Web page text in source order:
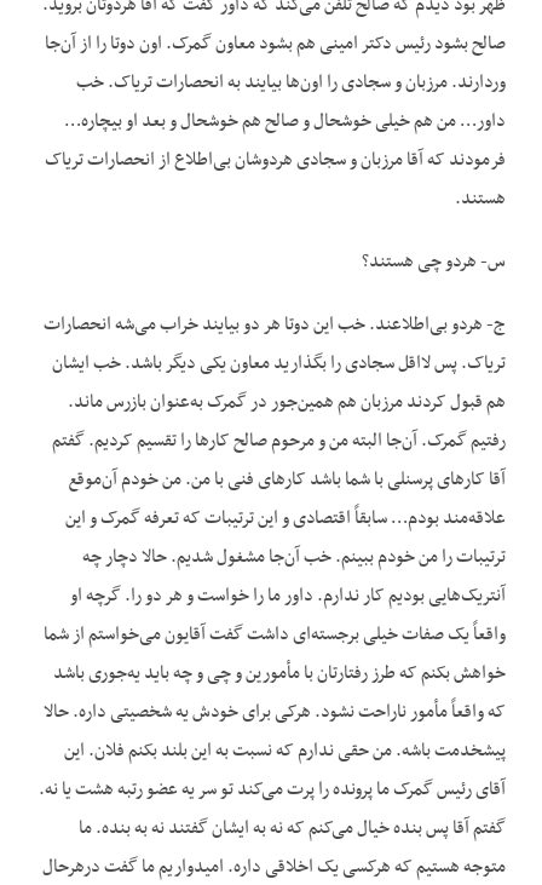
صالح بشود رئیس دکتر امینی هم بشود معاون گمرک. اون دوتا را از آن‌جا
وردارند. مرزبان و سجادی را اون‌ها بیایند به انحصارات تریاک. خب
داور… من هم خیلی خوشحال و صالح هم خوشحال و بعد او بیچاره…
فرمودند که آقا مرزبان و سجادی هردوشان بی‌اطلاع از انحصارات تریاک
هستند.
س- هردو چی هستند؟
ج- هردو بی‌اطلاعند. خب این دوتا هر دو بیایند خراب می‌شه انحصارات
تریاک. پس لااقل سجادی را بگذارید معاون یکی دیگر باشد. خب ایشان
هم قبول کردند مرزبان هم همین‌جور در گمرک به‌عنوان بازرس ماند.
رفتیم گمرک. آن‌جا البته من و مرحوم صالح کارها را تقسیم کردیم. گفتم
آقا کارهای پرسنلی با شما باشد کارهای فنی با من. من خودم آن‌موقع
علاقه‌مند بودم… سابقاً اقتصادی و این ترتیبات که تعرفه گمرک و این
ترتیبات را من خودم ببینم. خب آن‌جا مشغول شدیم. حالا دچار چه
آنتریک‌هایی بودیم کار ندارم. داور ما را خواست و هر دو را. گرچه او
واقعاً یک صفات خیلی برجسته‌ای داشت گفت آقایون می‌خواستم از شما
خواهش بکنم که طرز رفتارتان با مأمورین و چی و چه باید یه‌جوری باشد
که واقعاً مأمور ناراحت نشود. هرکی برای خودش یه شخصیتی داره. حالا
پیشخدمت باشه. من حقی ندارم که نسبت به این بلند بکنم فلان. این
آقای رئیس گمرک ما پرونده را پرت می‌کند تو سر یه عضو رتبه هشت یا نه.
گفتم آقا پس بنده خیال می‌کنم که نه به ایشان گفتند نه به بنده. ما
متوجه هستیم که هرکسی یک اخلاقی داره. امیدواریم ما گفت درهرحال